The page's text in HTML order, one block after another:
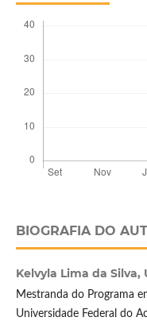
BIOGRAFIA DO
Kelvyla Lima da Silva,
Mestranda do Programa
Universidade Federal do